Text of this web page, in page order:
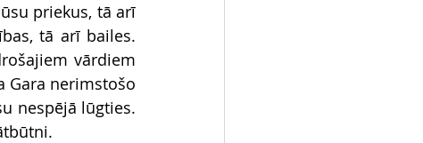
priekus, tā arī
tā arī bailes.
vārdiem
Gara nerimstošo
nespējā lūgties.